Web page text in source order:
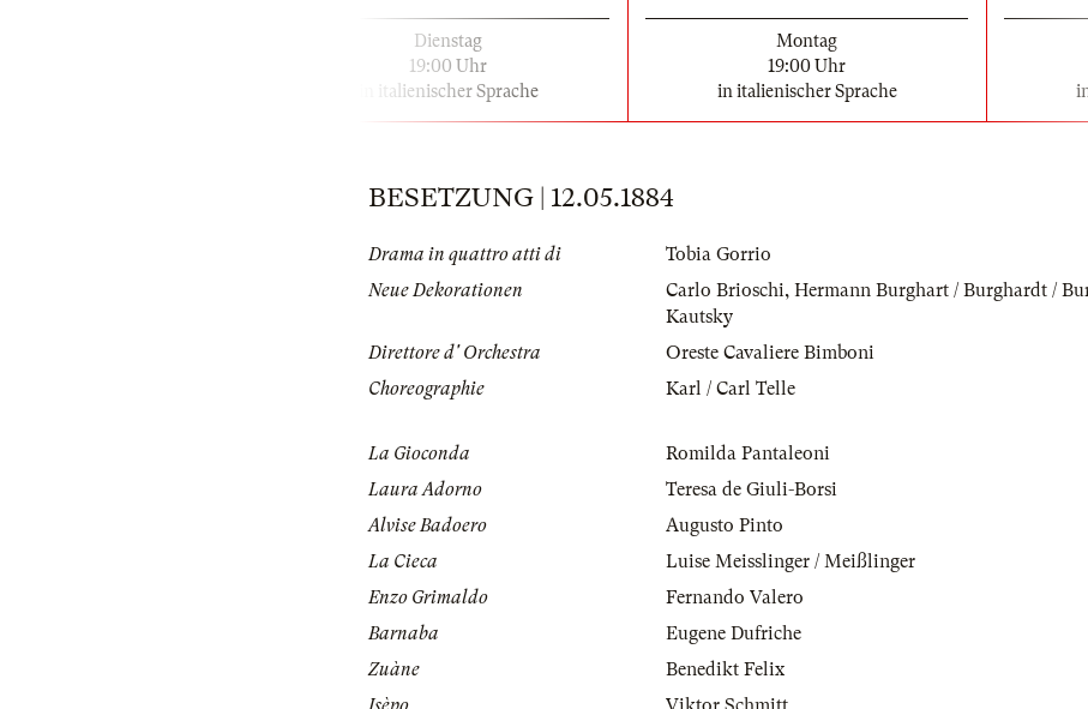
Dienstag
19:00 Uhr
in italienischer Sprache
Montag
19:00 Uhr
in italienischer Sprache
BESETZUNG | 12.05.1884
Drama in quattro atti di
Tobia Gorrio
Neue Dekorationen
Carlo Brioschi, Hermann Burghart / Burghardt /
Kautsky
Direttore d' Orchestra
Oreste Cavaliere Bimboni
Choreographie
Karl / Carl Telle
La Gioconda
Romilda Pantaleoni
Laura Adorno
Teresa de Giuli-Borsi
Alvise Badoero
Augusto Pinto
La Cieca
Luise Meisslinger / Meißlinger
Enzo Grimaldo
Fernando Valero
Barnaba
Eugene Dufriche
Zuàne
Benedikt Felix